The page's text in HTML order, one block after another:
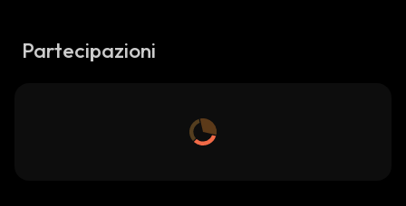
Partecipazioni